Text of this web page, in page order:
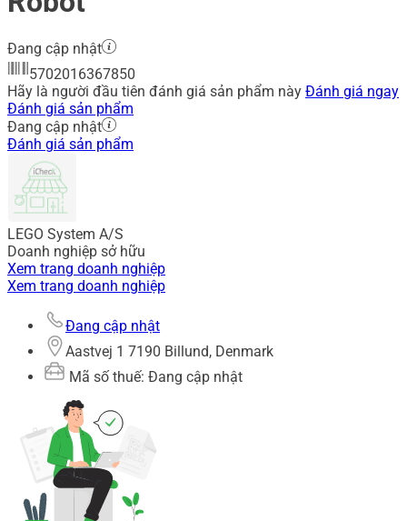
Đang cập nhật
5702016367850
Hãy là người đầu tiên đánh giá sản phẩm này Đánh giá ngay
Đánh giá sản phẩm
Đang cập nhật
Đánh giá sản phẩm
LEGO System A/S
Doanh nghiệp sở hữu
Xem trang doanh nghiệp
Xem trang doanh nghiệp
Đang cập nhật
Aastvej 1 7190 Billund, Denmark
Mã số thuế: Đang cập nhật